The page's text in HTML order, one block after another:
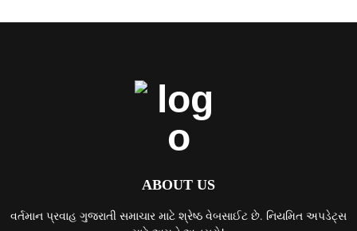
ABOUT US
વર્તમાન પ્રવાહ ગુજરાતી સમાચાર માટે શ્રેષ્ઠ વેબસાઈટ છે. નિયમિત અપડેટ્સ